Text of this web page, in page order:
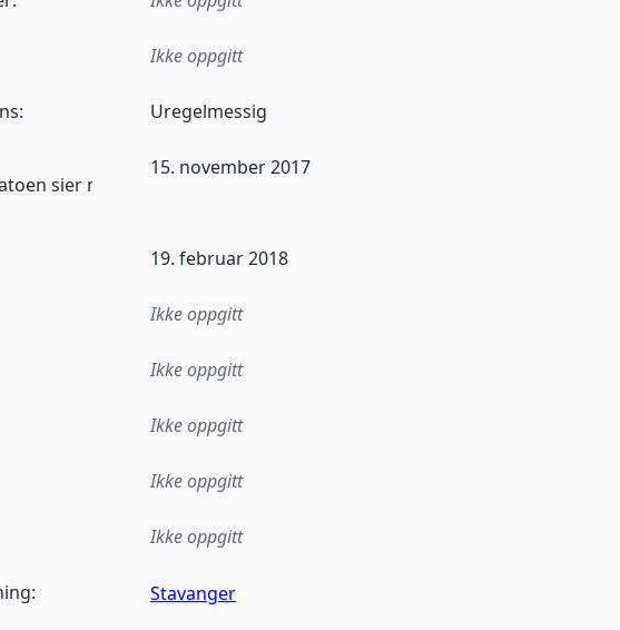
Ikke oppgitt
: Uregelmessig
sier når dataene i dette datasettet første gang ble utgitt. Det kan
15. november 2017
19. februar 2018
Ikke oppgitt
Ikke oppgitt
Ikke oppgitt
Ikke oppgitt
Ikke oppgitt
: Stavanger